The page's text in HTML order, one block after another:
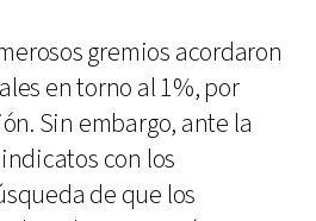
gremios acordaron
en torno al 1%, por
Sin embargo, ante la
con los
de que los